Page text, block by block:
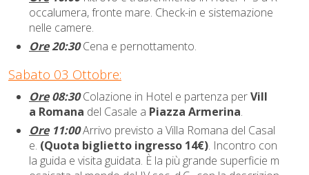
occalumera, fronte mare. Check-in e sistemazione
nelle camere.
Ore20:30Cena e pernottamento.
Sabato 03 Ottobre:
Ore08:30Colazione in Hotel e partenza perVill
a Romana del Casale a Piazza Armerina.
Ore11:00Arrivo previsto a Villa Romana del Casal
e. (Quota biglietto ingresso 14€). Incontro con
la guida e visita guidata. È la più grande superficie m